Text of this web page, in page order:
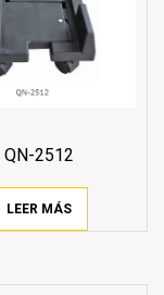
QN-2512
LEER MÁS